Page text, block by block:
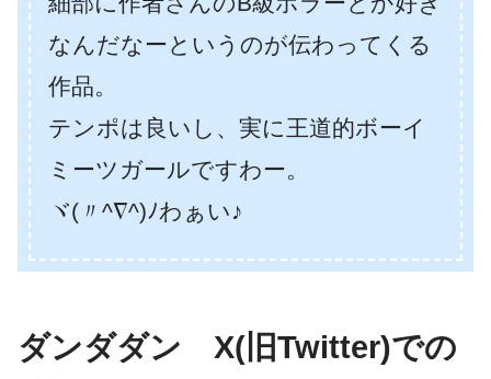
なんだなーというのが伝わってくる
作品。
テンポは良いし、実に王道的ボーイ
ミーツガールですわー。
ヾ(〃^∇^)ﾉわぁい♪
ダンダダン X(旧Twitter)での